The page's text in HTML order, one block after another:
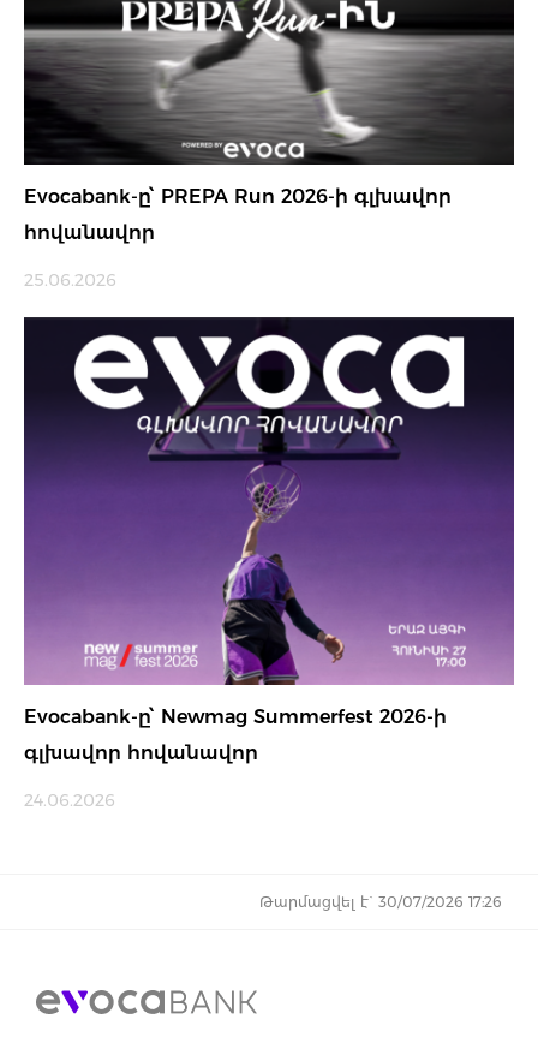
Evocabank-ը՝ PREPA Run 2026-ի գլխավոր
հովանավոր
25.06.2026
Evocabank-ը՝ Newmag Summerfest 2026-ի
գլխավոր հովանավոր
24.06.2026
Թարմացվել է` 30/07/2026 17:26